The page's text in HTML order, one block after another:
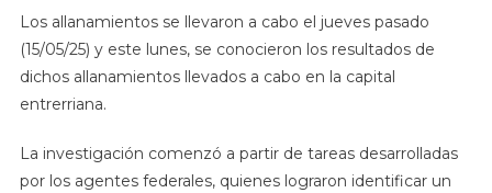
Los allanamientos se llevaron a cabo el jueves pasado
(15/05/25) y este lunes, se conocieron los resultados de
dichos allanamientos llevados a cabo en la capital
entrerriana.
La investigación comenzó a partir de tareas desarrolladas
por los agentes federales, quienes lograron identificar un